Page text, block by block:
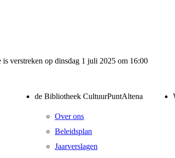
verstreken op dinsdag 1 juli 2025 om 16:00
de Bibliotheek CultuurPuntAltena
Over ons
Beleidsplan
Jaarverslagen